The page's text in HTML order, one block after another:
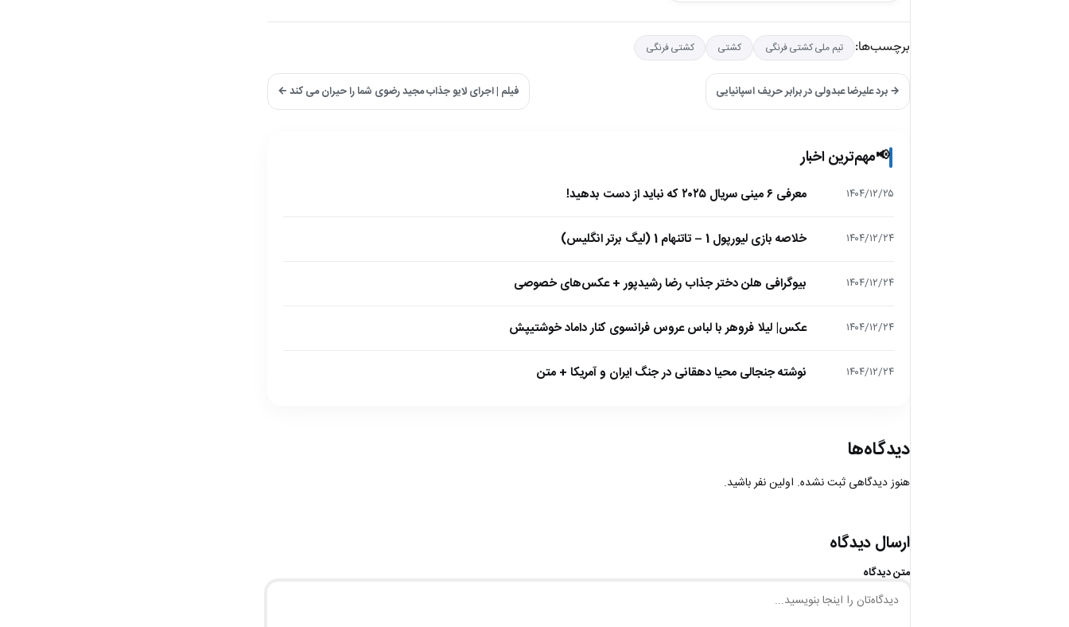
برچسب‌ها: تیم ملی کشتی فرنگی کشتی کشتی فرنگی
→ برد علیرضا عبدولی در برابر حریف اسپانیایی فیلم | اجرای لایو جذاب مجید رضوی شما را حیران می کند ←
📢مهم‌ترین اخبار
۱۴۰۴/۱۲/۲۵ معرفی ۶ مینی سریال ۲۰۲۵ که نباید از دست بدهید!
۱۴۰۴/۱۲/۲۴ خلاصه بازی لیورپول 1 – تاتنهام 1 (لیگ برتر انگلیس)
۱۴۰۴/۱۲/۲۴ بیوگرافی هلن دختر جذاب رضا رشیدپور + عکس‌های خصوصی
۱۴۰۴/۱۲/۲۴ عکس| لیلا فروهر با لباس عروس فرانسوی کنار داماد خوشتیپش
۱۴۰۴/۱۲/۲۴ نوشته جنجالی محیا دهقانی در جنگ ایران و آمریکا + متن
دیدگاه‌ها
هنوز دیدگاهی ثبت نشده. اولین نفر باشید.
ارسال دیدگاه
متن دیدگاه